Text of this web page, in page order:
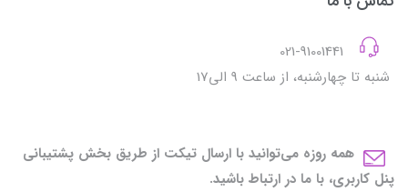
شنبه تا چهارشنبه، از ساعت 9 الی17
همه روزه می‌توانید با ارسال تیکت از طریق بخش پشتیبانی
پنل کاربری، با ما در ارتباط باشید.